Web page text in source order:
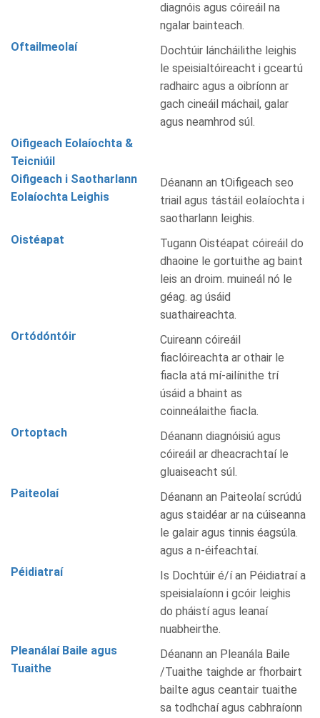
diagnóis agus cóireáil na
ngalar bainteach.
Oftailmeolaí
Dochtúir láncháilithe leighis
le speisialtóireacht i gceartú
radhairc agus a oibríonn ar
gach cineáil máchail, galar
agus neamhrod súl.
Oifigeach Eolaíochta &
Teicniúil
Oifigeach i Saotharlann
Eolaíochta Leighis
Déanann an tOifigeach seo
triail agus tástáil eolaíochta i
saotharlann leighis.
Oistéapat
Tugann Oistéapat cóireáil do
dhaoine le gortuithe ag baint
leis an droim. muineál nó le
géag. ag úsáid
suathaireachta.
Ortódóntóir
Cuireann cóireáil
fiaclóireachta ar othair le
fiacla atá mí-ailínithe trí
úsáid a bhaint as
coinneálaithe fiacla.
Ortoptach
Déanann diagnóisiú agus
cóireáil ar dheacrachtaí le
gluaiseacht súl.
Paiteolaí
Déanann an Paiteolaí scrúdú
agus staidéar ar na cúiseanna
le galair agus tinnis éagsúla.
agus a n-éifeachtaí.
Péidiatraí
Is Dochtúir é/í an Péidiatraí a
speisialaíonn i gcóir leighis
do pháistí agus leanaí
nuabheirthe.
Pleanálaí Baile agus
Tuaithe
Déanann an Pleanála Baile
/Tuaithe taighde ar fhorbairt
bailte agus ceantair tuaithe
sa todhchaí agus cabhraíonn